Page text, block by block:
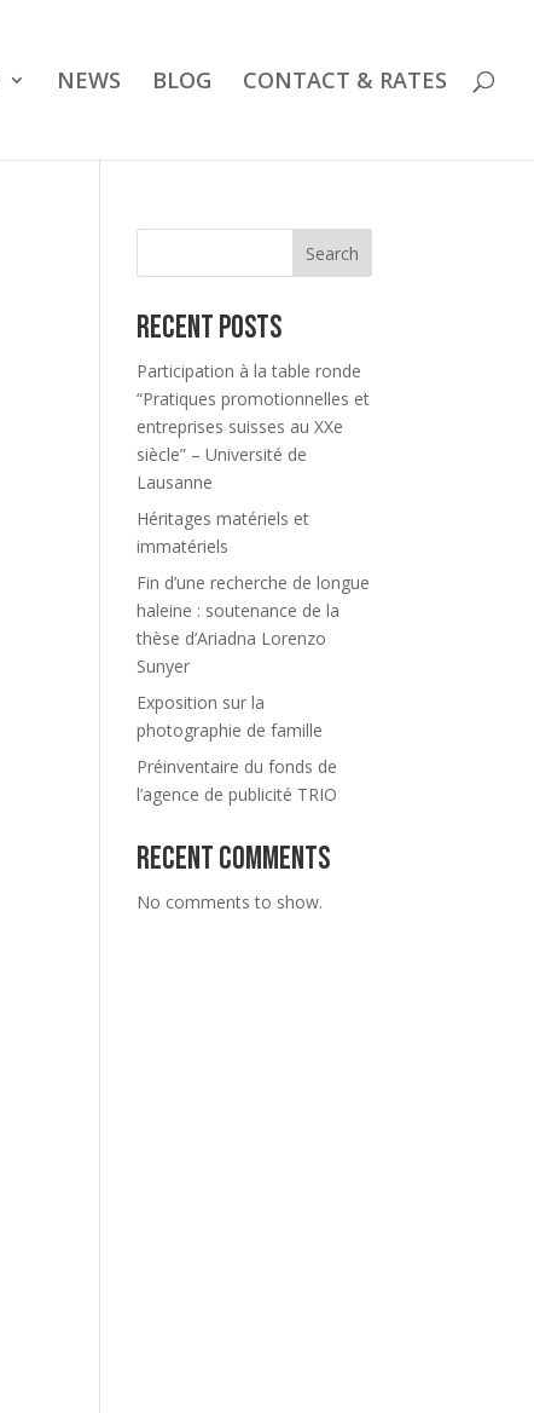
NEWS BLOG CONTACT & RATES
Search
Recent Posts
Participation à la table ronde
“Pratiques promotionnelles et
entreprises suisses au XXe
siècle” – Université de
Lausanne
Héritages matériels et
immatériels
Fin d’une recherche de longue
haleine : soutenance de la
thèse d’Ariadna Lorenzo
Sunyer
Exposition sur la
photographie de famille
Préinventaire du fonds de
l’agence de publicité TRIO
Recent Comments
No comments to show.